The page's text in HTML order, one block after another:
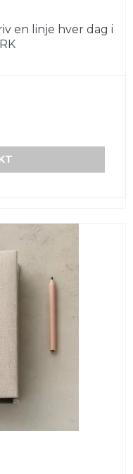
en linje hver dag i